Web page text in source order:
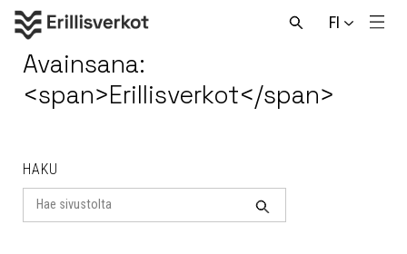
FI
Avaa
Avainsana:
<span>Erillisverkot</span>
HAKU
Search
for
Haku